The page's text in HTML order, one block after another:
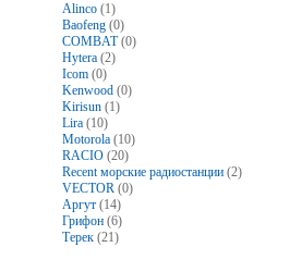
Alinco (1)
Baofeng (0)
COMBAT(0)
Hytera (2)
Icom (0)
Kenwood (0)
Kirisun (1)
Lira (10)
Motorola (10)
RACIO (20)
Recent морские радиостанции (2)
VECTOR (0)
Аргут (14)
Грифон (6)
Терек (21)